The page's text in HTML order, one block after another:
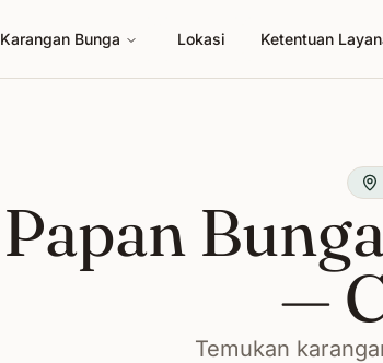
Karangan Bunga Lokasi Ketentuan
Papan
—
Temukan